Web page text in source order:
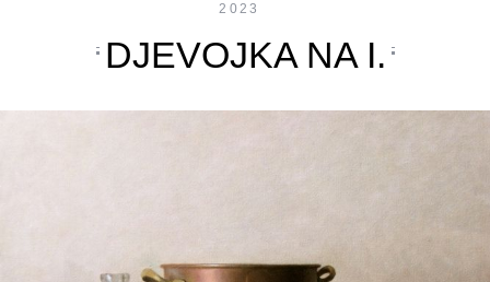
2023
DJEVOJKA NA I.